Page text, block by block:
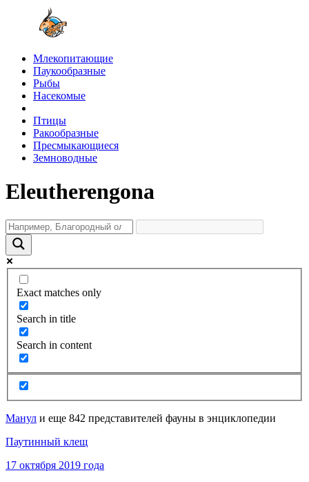
Млекопитающие
Паукообразные
Рыбы
Насекомые
Птицы
Ракообразные
Пресмыкающиеся
Земноводные
Eleutherengona
Exact matches only
Search in title
Search in content
Манул и еще 842 представителей фауны в энциклопедии
Паутинный клещ
17 октября 2019 года